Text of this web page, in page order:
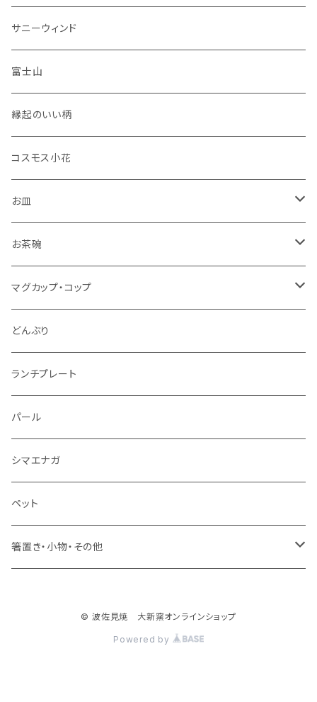
セット品
サニーウィンド
富士山
縁起のいい柄
コスモス小花
お皿
角皿
丸皿
仕切り皿
お茶碗
大サイズ
小サイズ
マグカップ・コップ
マグカップ（大）
マグカップ（小）
湯のみ
ミニカップ
どんぶり
ランチプレート
パール
シマエナガ
ペット
箸置き・小物・その他
© 波佐見焼 大新窯オンラインショップ
Powered by